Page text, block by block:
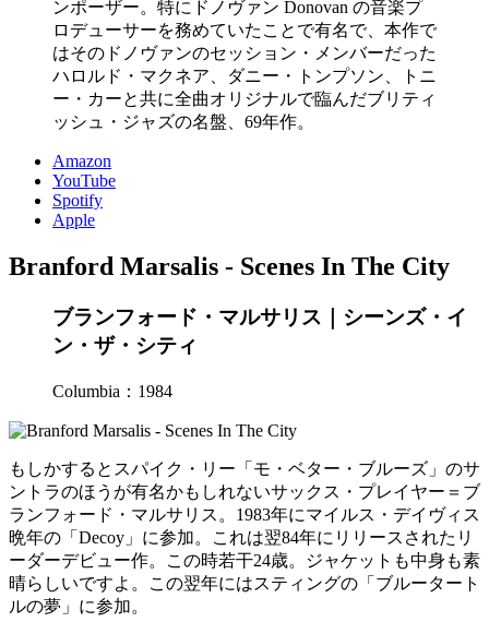
ンポーザー。特にドノヴァン Donovan の音楽プ
ロデューサーを務めていたことで有名で、本作で
はそのドノヴァンのセッション・メンバーだった
ハロルド・マクネア、ダニー・トンプソン、トニ
ー・カーと共に全曲オリジナルで臨んだブリティ
ッシュ・ジャズの名盤、69年作。
Amazon
YouTube
Spotify
Apple
Branford Marsalis - Scenes In The City
ブランフォード・マルサリス｜シーンズ・イ
ン・ザ・シティ
Columbia：1984
もしかするとスパイク・リー「モ・ベター・ブルーズ」のサ
ントラのほうが有名かもしれないサックス・プレイヤー＝ブ
ランフォード・マルサリス。1983年にマイルス・デイヴィス
晩年の「Decoy」に参加。これは翌84年にリリースされたリ
ーダーデビュー作。この時若干24歳。ジャケットも中身も素
晴らしいですよ。この翌年にはスティングの「ブルータート
ルの夢」に参加。